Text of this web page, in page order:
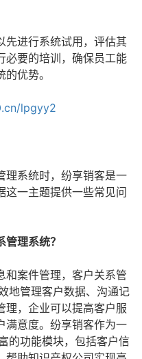
先进行系统试用，评估其
必要的培训，确保员工能
优势。
lpgyy2
理系统时，纷享销客是一
这一主题提供一些常见问
理系统？
和案件管理，客户关系管
地管理客户数据、沟通记
理，企业可以提高客户服
满意度。纷享销客作为一
的功能模块，包括客户信